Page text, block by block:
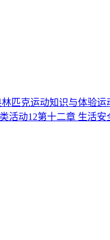
匹克运动知识与体验运
活动12第十二章 生活安